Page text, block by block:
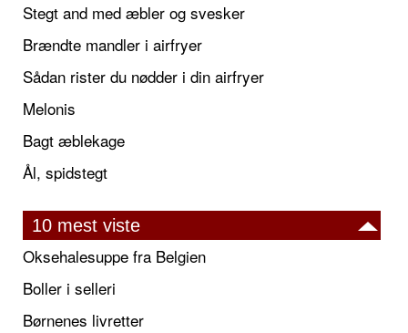
Stegt and med æbler og svesker
Brændte mandler i airfryer
Sådan rister du nødder i din airfryer
Melonis
Bagt æblekage
Ål, spidstegt
10 mest viste
Oksehalesuppe fra Belgien
Boller i selleri
Børnenes livretter